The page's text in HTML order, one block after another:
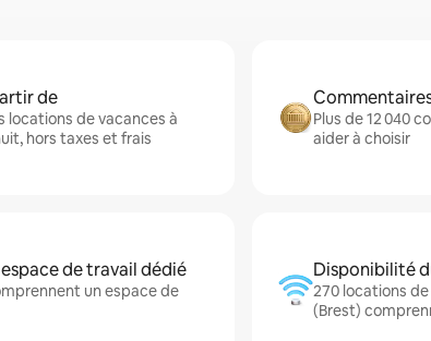
de
locations de vacances à
hors taxes et frais
Plus de 12 040
aider à choisir
de travail dédié
un espace de
Disponibilité
270 locations
(Brest)